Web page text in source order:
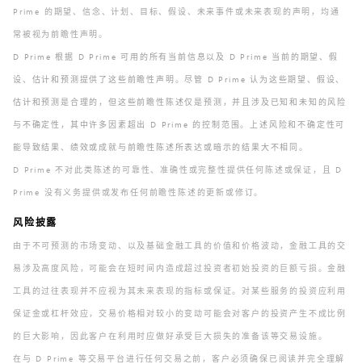
Prime 的期望、信念、计划、目标、假设、未来事件或未来表现的声明，均通
常被视为前瞻性声明。
D Prime 根据 D Prime 可用的所有当前信息以及 D Prime 当前的期望、假
设、估计和预测提供了这些前瞻性声明。尽管 D Prime 认为这些期望、假设、
估计和预测是合理的，但这些前瞻性陈述仅是预测，并且涉及已知和未知的风险
与不确定性，其中许多因素超出 D Prime 的控制范围。上述风险和不确定性可
能导致结果、绩效或成就与前瞻性陈述所表达或暗示的结果大不相同。
D Prime 不对此类陈述的可靠性、准确性或完整性提供任何陈述或保证，且 D
Prime 没有义务提供或发布任何前瞻性陈述的更新或修订。
风险披露
由于不可预测的市场变动、以及基础金融工具的价值和价格波动，金融工具的交
易涉及高度风险，可能会在短时间内造成超过投资者初始投资的巨额亏损。金融
工具的过往表现并不应视为其未来表现的指标或保证。对某些服务的投资应利用
保证金或杠杆效应，交易价格相对较小的变动可能会对客户的投资产生不成比例
的巨大影响，因此客户在利用时应做好承受巨大损失的准备该等交易设施。
在与 D Prime 等交易平台进行任何交易之前，客户必须确保已阅读并完全理解